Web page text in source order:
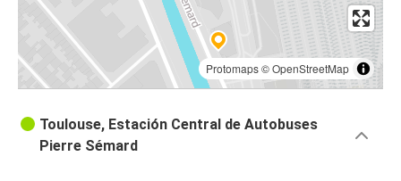
Protomaps©OpenStreetMap
Toulouse, Estación Central de Autobuses
Pierre Sémard